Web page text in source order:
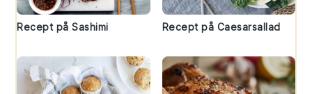
Recept på Sashimi Recept på Caesarsallad